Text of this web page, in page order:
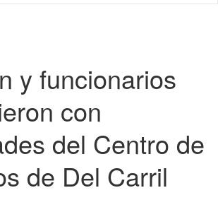
y funcionarios
con
del Centro de
de Del Carril